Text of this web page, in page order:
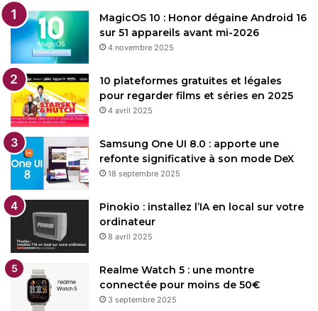
MagicOS 10 : Honor dégaine Android 16
sur 51 appareils avant mi-2026
4 novembre 2025
10 plateformes gratuites et légales
pour regarder films et séries en 2025
4 avril 2025
Samsung One UI 8.0 : apporte une
refonte significative à son mode DeX
18 septembre 2025
Pinokio : installez l’IA en local sur votre
ordinateur
8 avril 2025
Realme Watch 5 : une montre
connectée pour moins de 50€
3 septembre 2025